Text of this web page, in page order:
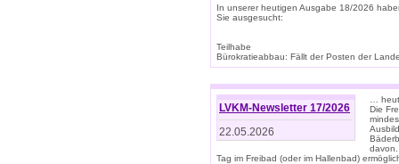
In unserer heutigen Ausgabe 18/2026
Sie ausgesucht:
Teilhabe
Bürokratieabbau: Fällt der Posten der
LVKM-Newsletter 17/2026
22.05.2026
…
Die
davon.
Tag im Freibad (oder im Hallenbad)